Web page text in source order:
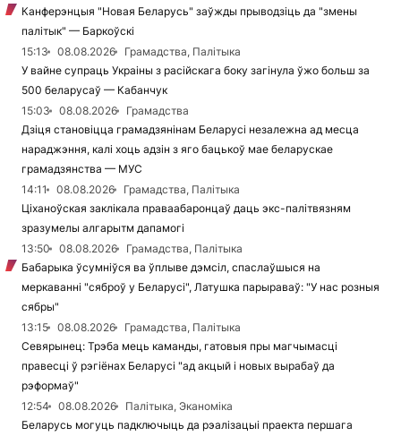
Канферэнцыя "Новая Беларусь" заўжды прыводзіць да "змены
палітык" — Баркоўскі
15:13
08.08.2026
Грамадства, Палітыка
У вайне супраць Украіны з расійскага боку загінула ўжо больш за
500 беларусаў — Кабанчук
15:03
08.08.2026
Грамадства
Дзіця становіцца грамадзянінам Беларусі незалежна ад месца
нараджэння, калі хоць адзін з яго бацькоў мае беларускае
грамадзянства — МУС
14:11
08.08.2026
Грамадства, Палітыка
Ціханоўская заклікала праваабаронцаў даць экс-палітвязням
зразумелы алгарытм дапамогі
13:50
08.08.2026
Грамадства, Палітыка
Бабарыка ўсумніўся ва ўплыве дэмсіл, спаслаўшыся на
меркаванні "сяброў у Беларусі", Латушка парыраваў: "У нас розныя
сябры"
13:15
08.08.2026
Грамадства, Палітыка
Севярынец: Трэба мець каманды, гатовыя пры магчымасці
правесці ў рэгіёнах Беларусі "ад акцый і новых вырабаў да
рэформаў"
12:54
08.08.2026
Палітыка, Эканоміка
Беларусь могуць падключыць да рэалізацыі праекта першага